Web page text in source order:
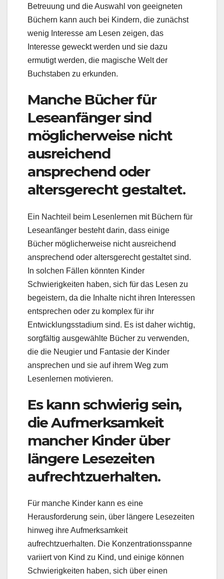
Betreuung und die Auswahl von geeigneten
Büchern kann auch bei Kindern, die zunächst
wenig Interesse am Lesen zeigen, das
Interesse geweckt werden und sie dazu
ermutigt werden, die magische Welt der
Buchstaben zu erkunden.
Manche Bücher für
Leseanfänger sind
möglicherweise nicht
ausreichend
ansprechend oder
altersgerecht gestaltet.
Ein Nachteil beim Lesenlernen mit Büchern für
Leseanfänger besteht darin, dass einige
Bücher möglicherweise nicht ausreichend
ansprechend oder altersgerecht gestaltet sind.
In solchen Fällen könnten Kinder
Schwierigkeiten haben, sich für das Lesen zu
begeistern, da die Inhalte nicht ihren Interessen
entsprechen oder zu komplex für ihr
Entwicklungsstadium sind. Es ist daher wichtig,
sorgfältig ausgewählte Bücher zu verwenden,
die die Neugier und Fantasie der Kinder
ansprechen und sie auf ihrem Weg zum
Lesenlernen motivieren.
Es kann schwierig sein,
die Aufmerksamkeit
mancher Kinder über
längere Lesezeiten
aufrechtzuerhalten.
Für manche Kinder kann es eine
Herausforderung sein, über längere Lesezeiten
hinweg ihre Aufmerksamkeit
aufrechtzuerhalten. Die Konzentrationsspanne
variiert von Kind zu Kind, und einige können
Schwierigkeiten haben, sich über einen